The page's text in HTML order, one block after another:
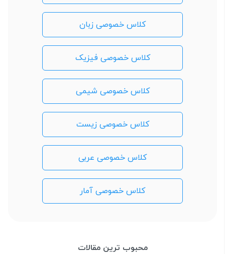
کلاس خصوصی زبان
کلاس خصوصی فیزیک
کلاس خصوصی شیمی
کلاس خصوصی زیست
کلاس خصوصی عربی
کلاس خصوصی آمار
محبوب ترین مقالات